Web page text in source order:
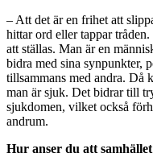
– Att det är en frihet att
hittar ord eller tappar
att ställas. Man är en
bidra med sina synpunkter,
tillsammans med andra. Då
man är sjuk. Det bidrar till
sjukdomen, vilket också
andrum.
Hur anser du att